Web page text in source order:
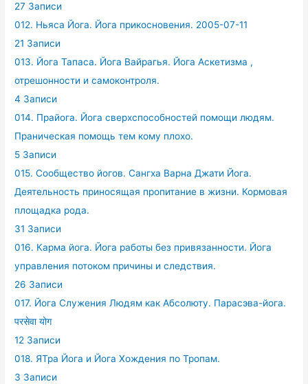
27 Записи
012. Ньяса Йога. Йога прикосновения. 2005-07-11
21 Записи
013. Йога Тапаса. Йога Вайрагья. Йога Аскетизма ,
отрешонности и самоконтроля.
4 Записи
014. Прайога. Йога сверхспособностей помощи людям.
Праническая помощь тем кому плохо.
5 Записи
015. Сообщество йогов. Сангха Варна Джати Йога.
Деятельность приносящая пропитание в жизни. Кормовая
площадка рода.
31 Записи
016. Карма йога. Йога работы без привязанности. Йога
управления потоком причины и следствия.
26 Записи
017. Йога Служения Людям как Абсолюту. Парасэва-йога.
परसेवा योग
12 Записи
018. ЯТра Йога и Йога Хождения по Тропам.
3 Записи